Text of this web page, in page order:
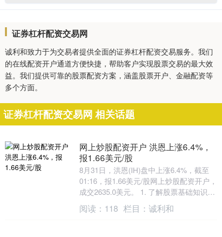
证券杠杆配资交易网
诚利和致力于为交易者提供全面的证券杠杆配资交易服务。我们
的在线配资开户通道方便快捷，帮助客户实现股票交易的最大效
益。我们提供可靠的股票配资方案，涵盖股票开户、金融配资等
多个方面。
证券杠杆配资交易网 相关话题
网上炒股配资开户 洪恩上涨6.4%，
报1.66美元/股
8月31日，洪恩(IH)盘中上涨6.4%，截至
01:16，报1.66美元/股网上炒股配资开户，
成交2635.0美元。 1. 了解股票基础知识：
学习股票市场的基本....
阅读： 118 栏目： 诚利和